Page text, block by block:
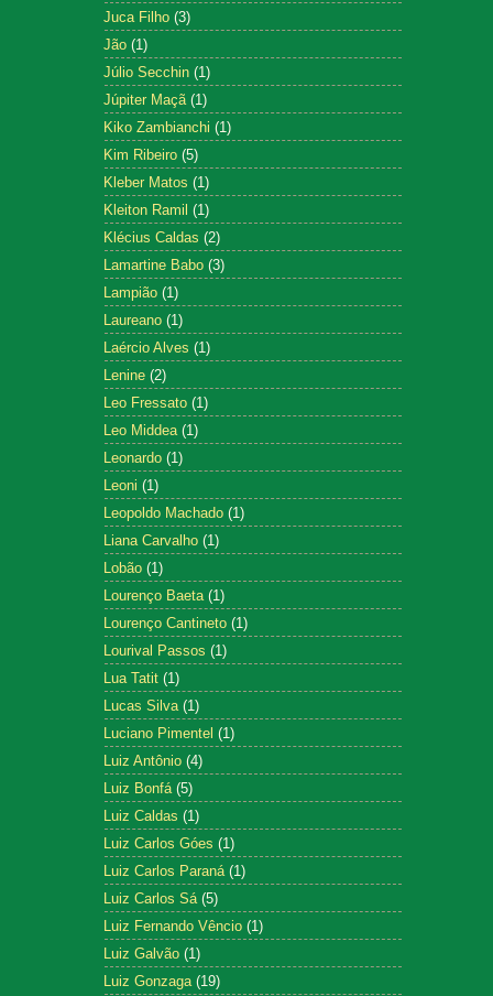
Juca Filho (3)
Jão (1)
Júlio Secchin (1)
Júpiter Maçã (1)
Kiko Zambianchi (1)
Kim Ribeiro (5)
Kleber Matos (1)
Kleiton Ramil (1)
Klécius Caldas (2)
Lamartine Babo (3)
Lampião (1)
Laureano (1)
Laércio Alves (1)
Lenine (2)
Leo Fressato (1)
Leo Middea (1)
Leonardo (1)
Leoni (1)
Leopoldo Machado (1)
Liana Carvalho (1)
Lobão (1)
Lourenço Baeta (1)
Lourenço Cantineto (1)
Lourival Passos (1)
Lua Tatit (1)
Lucas Silva (1)
Luciano Pimentel (1)
Luiz Antônio (4)
Luiz Bonfá (5)
Luiz Caldas (1)
Luiz Carlos Góes (1)
Luiz Carlos Paraná (1)
Luiz Carlos Sá (5)
Luiz Fernando Vêncio (1)
Luiz Galvão (1)
Luiz Gonzaga (19)